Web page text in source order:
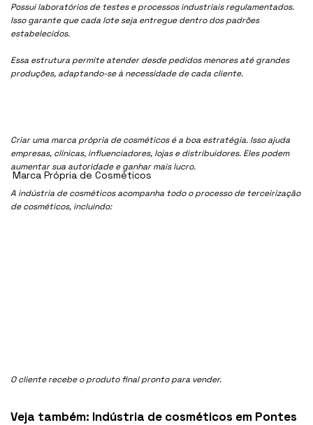
Possui laboratórios de testes e processos industriais regulamentados.
Isso garante que cada lote seja entregue dentro dos padrões
estabelecidos.
Essa estrutura permite atender desde pedidos menores até grandes
produções, adaptando-se à necessidade de cada cliente.
Criar uma marca própria de cosméticos é a boa estratégia. Isso ajuda
empresas, clínicas, influenciadores, lojas e distribuidores. Eles podem
aumentar sua autoridade e ganhar mais lucro.
A indústria de cosméticos acompanha todo o processo de terceirização
de cosméticos, incluindo:
O cliente recebe o produto final pronto para vender.
Veja também: Indústria de cosméticos em Pontes
Marca Própria de Cosméticos